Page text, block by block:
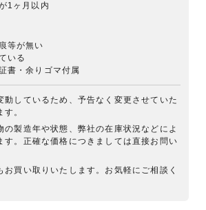
1ヶ月以内
等が無い
いる
書・余りゴマ付属
しているため、予告なく変更させていた
。
製造年や状態、弊社の在庫状況などによ
す。正確な価格につきましては直接お問い
買い取りいたします。お気軽にご相談く